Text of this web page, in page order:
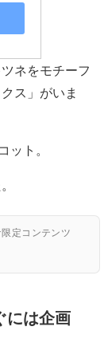
ネをモチーフ
ス」がいま
ト。
定コンテンツ
には企画